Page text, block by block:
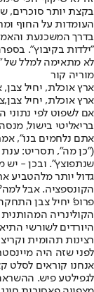
בקצת יותר סוכרים,
העומדות על החוף
בדרך המשכנעת
"ילדות בקיבוץ".
לא מתאימה למלל של
מוריה קור
ארץ אוכלת, יחיל צבן,
ארץ אוכלת, יחיל
אם לשפוט לפי נתוני
בריאליטי בישול,
אתם נלחמים בנו",
שנתפוצץ". ובכן - יש
גדול יותר מלהטביע
הקונספציה. אבל
פרופ' יחיל צבן
הקולינריה
היורדים לשורשי
רצינות תהומית
לפני שזה היה
אנחנו קוראים לסלט
לגפילטע פיש.